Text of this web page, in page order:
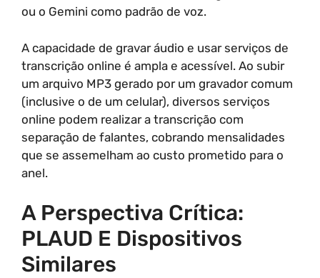
ou o Gemini como padrão de voz.
A capacidade de gravar áudio e usar serviços de
transcrição online é ampla e acessível. Ao subir
um arquivo MP3 gerado por um gravador comum
(inclusive o de um celular), diversos serviços
online podem realizar a transcrição com
separação de falantes, cobrando mensalidades
que se assemelham ao custo prometido para o
anel.
A Perspectiva Crítica:
PLAUD E Dispositivos
Similares